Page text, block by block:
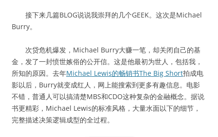
接下来几篇BLOG说说我崇拜的几个GEEK。这次是Michael
Burry。
次贷危机爆发，Michael Burry大赚一笔，却关闭自己的基
金，发了一封愤世嫉俗的公开信。这是他最初为世人，包括我，
所知的原因。去年Michael Lewis的畅销书The Big Short拍成电
影以后，Burry就变成红人，网上能搜索到更多有趣信息。电影
不错，普通人可以搞清楚MBS和CDO这种复杂的金融概念。据说
书更精彩，Michael Lewis的标准风格，大量水面以下的细节，
完整描述决策逻辑成型的全过程。